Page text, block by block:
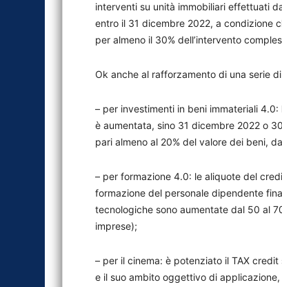
interventi su unità immobiliari effettuati
entro il 31 dicembre 2022, a condizione
per almeno il 30% dell’intervento
Ok anche al rafforzamento di una serie
– per investimenti in beni immateriali
è aumentata, sino 31 dicembre 2022 o
pari almeno al 20% del valore dei beni,
– per formazione 4.0: le aliquote del
formazione del personale dipendente
tecnologiche sono aumentate dal 50 al
imprese);
– per il cinema: è potenziato il TAX
e il suo ambito oggettivo di